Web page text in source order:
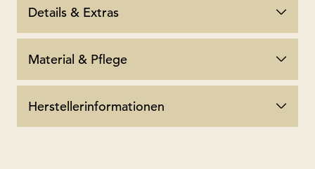
Details & Extras
Material & Pflege
Herstellerinformationen